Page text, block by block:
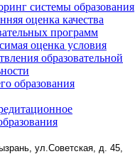
системы образования
оценка качества
программ
оценка условия
образовательной
образования
ул.Советская, д. 45,